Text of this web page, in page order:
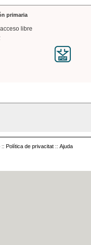
primaria
libre
:: Política de privacitat :: Ajuda